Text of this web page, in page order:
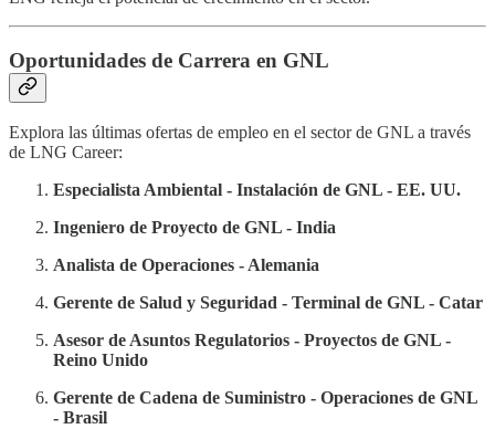
Oportunidades de Carrera en GNL
Explora las últimas ofertas de empleo en el sector de GNL a través
de LNG Career:
Especialista Ambiental - Instalación de GNL - EE. UU.
Ingeniero de Proyecto de GNL - India
Analista de Operaciones - Alemania
Gerente de Salud y Seguridad - Terminal de GNL - Catar
Asesor de Asuntos Regulatorios - Proyectos de GNL -
Reino Unido
Gerente de Cadena de Suministro - Operaciones de GNL
- Brasil